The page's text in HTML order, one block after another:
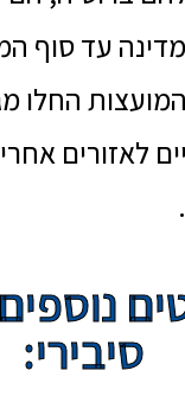
החלו
לאזורים
סיבירי: